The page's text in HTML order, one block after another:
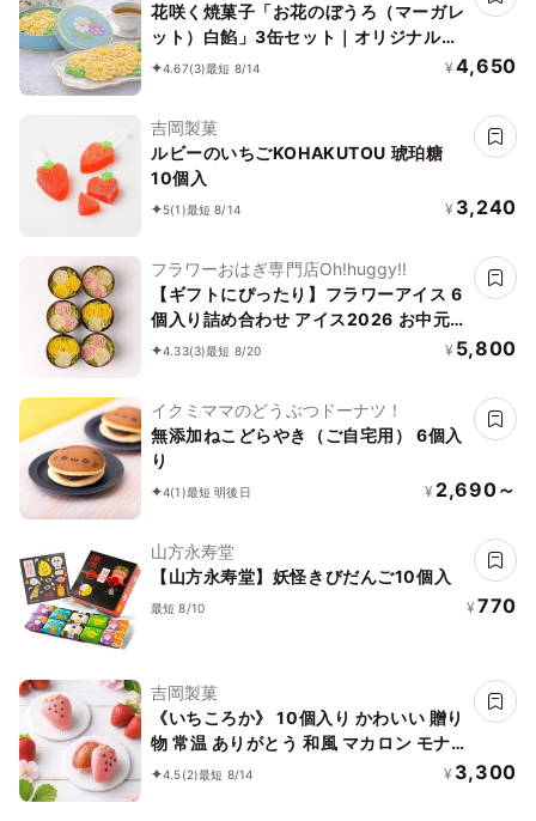
花咲く焼菓子「お花のぼうろ（マーガレ
ット）白餡」3缶セット｜オリジナル紙
袋を3枚
4.67(3)最短 8/14 ¥ 4,650
吉岡製菓
ルビーのいちごKOHAKUTOU 琥珀糖
10個入
5(1)最短 8/14 ¥ 3,240
フラワーおはぎ専門店Oh!huggy!!
【ギフトにぴったり】フラワーアイス 6
個入り詰め合わせ アイス2026 お中元
2026
4.33(3)最短 8/20 ¥ 5,800
イクミママのどうぶつドーナツ！
無添加ねこどらやき（ご自宅用） 6個入
り
4(1)最短 明後日 ¥ 2,690～
山方永寿堂
【山方永寿堂】妖怪きびだんご10個入
最短 8/10 ¥ 770
吉岡製菓
《いちころか》 10個入り かわいい 贈り
物 常温 ありがとう 和風 マカロン モナ
カ 最中
4.5(2)最短 8/14 ¥ 3,300